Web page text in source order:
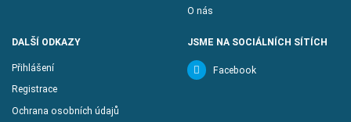
O nás
DALŠÍ ODKAZY
Přihlášení
Registrace
Ochrana osobních údajů
JSME NA SOCIÁLNÍCH SÍTÍCH
Facebook